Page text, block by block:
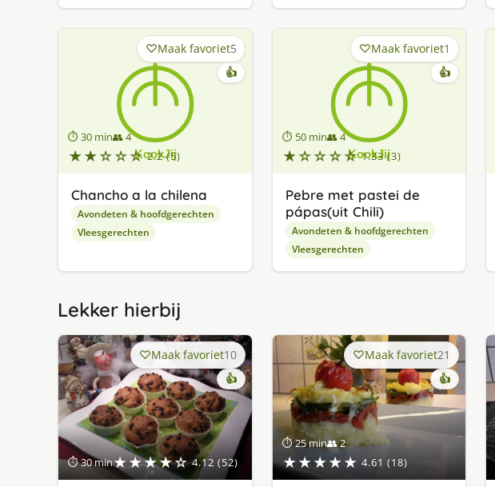
⏱ 30 min👥 4
★★☆☆☆ 2.2 (5)
Maak favoriet5
👍
Chancho a la chilena
Avondeten & hoofdgerechten
Vleesgerechten
⏱ 50 min👥 4
★☆☆☆☆ 1.33 (3)
Maak favoriet1
👍
Pebre met pastei de
pápas(uit Chili)
Avondeten & hoofdgerechten
Vleesgerechten
Lekker hierbij
⏱ 30 min★★★★☆ 4.12 (52)
Maak favoriet10
👍
⏱ 25 min👥 2
★★★★★ 4.61 (18)
Maak favoriet21
👍